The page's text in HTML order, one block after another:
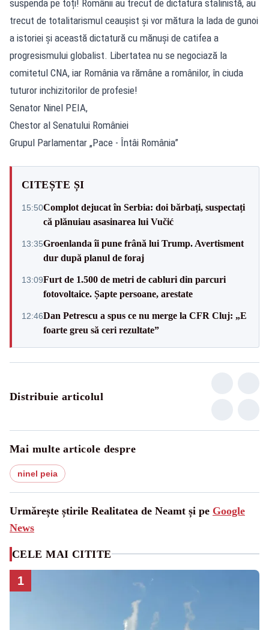
suspenda pe toți! Românii au trecut de dictatura stalinistă, au
trecut de totalitarismul ceaușist și vor mătura la lada de gunoi
a istoriei și această dictatură cu mănuși de catifea a
progresismului globalist. Libertatea nu se negociază la
comitetul CNA, iar România va rămâne a românilor, în ciuda
tuturor inchizitorilor de profesie!
Senator Ninel PEIA,
Chestor al Senatului României
Grupul Parlamentar „Pace - Întâi România”
CITEȘTE ȘI
15:50Complot dejucat în Serbia: doi bărbați, suspectați
că plănuiau asasinarea lui Vučić
13:35Groenlanda îi pune frână lui Trump. Avertisment
dur după planul de foraj
13:09Furt de 1.500 de metri de cabluri din parcuri
fotovoltaice. Șapte persoane, arestate
12:46Dan Petrescu a spus ce nu merge la CFR Cluj: „E
foarte greu să ceri rezultate”
Distribuie articolul
Mai multe articole despre
ninel peia
Urmărește știrile Realitatea de Neamt și pe Google
News
CELE MAI CITITE
1